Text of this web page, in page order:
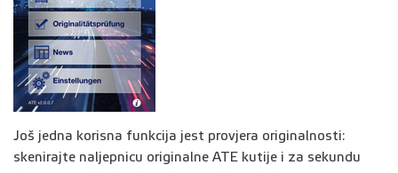
Još jedna korisna funkcija jest provjera originalnosti:
skenirajte naljepnicu originalne ATE kutije i za sekundu